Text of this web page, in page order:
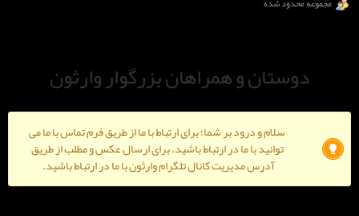
همراهان بزرگوار وارثون
بر شما؛ برای ارتباط با ما از طریق فرم تماس با ما می
ما در ارتباط باشید. برای ارسال عکس و مطلب از طریق
کانال تلگرام وارثون با ما در ارتباط باشید.